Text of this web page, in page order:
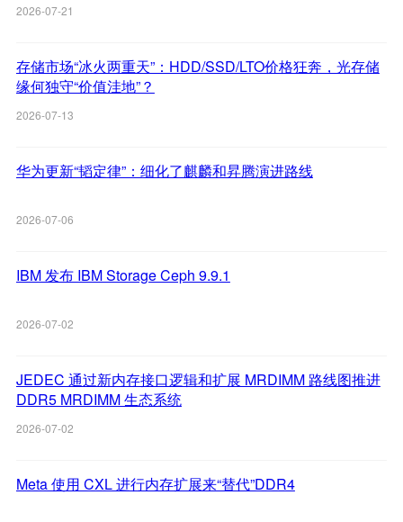
2026-07-21
存储市场“冰火两重天”：HDD/SSD/LTO价格狂奔，光存储
缘何独守“价值洼地”？
2026-07-13
华为更新“韬定律”：细化了麒麟和昇腾演进路线
2026-07-06
IBM 发布 IBM Storage Ceph 9.9.1
2026-07-02
JEDEC 通过新内存接口逻辑和扩展 MRDIMM 路线图推进
DDR5 MRDIMM 生态系统
2026-07-02
Meta 使用 CXL 进行内存扩展来“替代”DDR4